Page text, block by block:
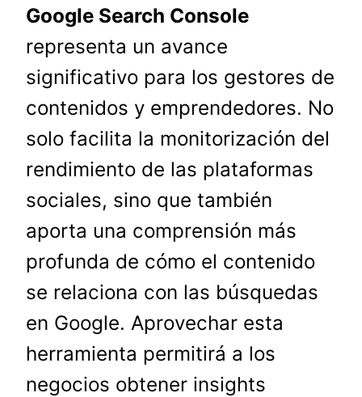
Google Search Console
representa un avance
significativo para los gestores de
contenidos y emprendedores. No
solo facilita la monitorización del
rendimiento de las plataformas
sociales, sino que también
aporta una comprensión más
profunda de cómo el contenido
se relaciona con las búsquedas
en Google. Aprovechar esta
herramienta permitirá a los
negocios obtener insights